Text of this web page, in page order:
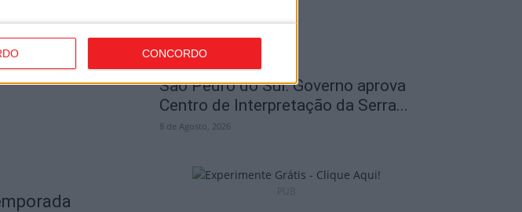
CONCORDO
São Pedro do Sul: Governo aprova
Centro de Interpretação da Serra...
8 de Agosto, 2026